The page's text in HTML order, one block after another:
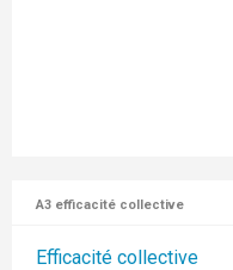
A3 efficacité collective
Efficacité collective